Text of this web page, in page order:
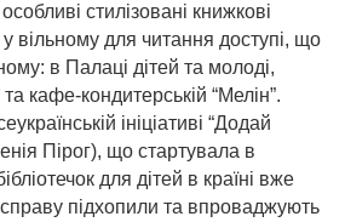
стилізовані книжкові
вільному для читання доступі, що
в Палаці дітей та молоді,
та кафе-кондитерській “Мелін”.
ініціативі “Додай
Пірог), що стартувала в
для дітей в країні вже
справу підхопили та впроваджують